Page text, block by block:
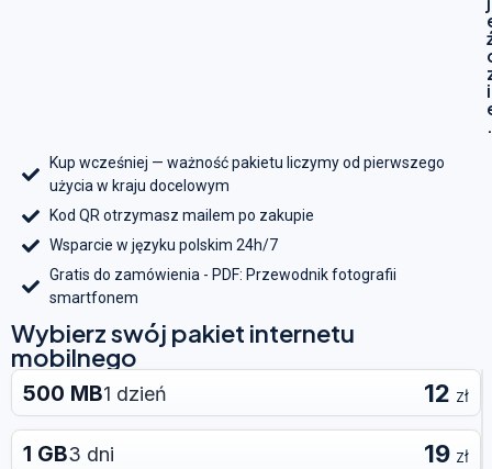
i
.
Kup wcześniej — ważność pakietu liczymy od pierwszego
użycia w kraju docelowym
Kod QR otrzymasz mailem po zakupie
Wsparcie w języku polskim 24h/7
Gratis do zamówienia - PDF: Przewodnik fotografii
smartfonem
Wybierz swój pakiet internetu
mobilnego
500 MB1 dzień 12 zł
1 GB3 dni 19 zł